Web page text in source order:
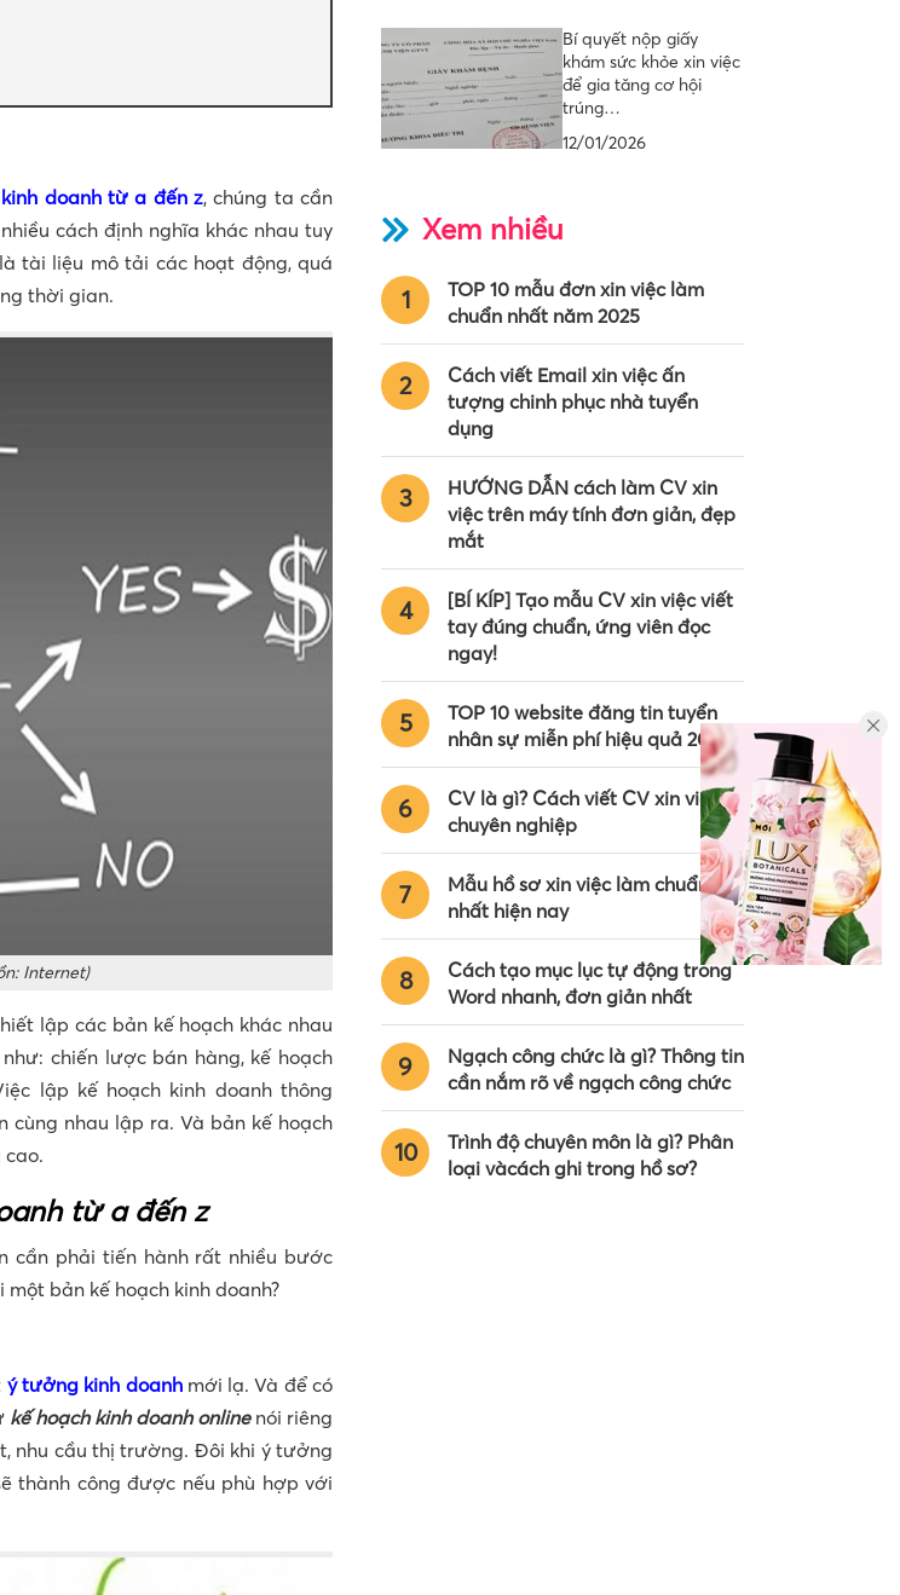
doanh từ a đến z, chúng ta cần
cách định nghĩa khác nhau tuy
tài liệu mô tải các hoạt động, quá
thời gian.
Internet)
lập các bản kế hoạch khác nhau
chiến lược bán hàng, kế hoạch
lập kế hoạch kinh doanh thông
nhau lập ra. Và bản kế hoạch
từ a đến z
cần phải tiến hành rất nhiều bước
bản kế hoạch kinh doanh?
ý tưởng kinh doanhmới lạ. Và để có
kế hoạch kinh doanh onlinenói riêng
nhu cầu thị trường. Đôi khi ý tưởng
thành công được nếu phù hợp với
Bí quyết nộp giấy
khám sức khỏe xin việc
để gia tăng cơ hội
trúng…
12/01/2026
Xem nhiều
1
TOP 10 mẫu đơn xin việc làm
chuẩn nhất năm 2025
2
Cách viết Email xin việc ấn
tượng chinh phục nhà tuyển
dụng
3
HƯỚNG DẪN cách làm CV xin
việc trên máy tính đơn giản, đẹp
mắt
4
[BÍ KÍP] Tạo mẫu CV xin việc viết
tay đúng chuẩn, ứng viên đọc
ngay!
5
TOP 10 website đăng tin tuyển
nhân sự miễn phí hiệu quả 2024
6
CV là gì? Cách viết CV xin việc
chuyên nghiệp
7
Mẫu hồ sơ xin việc làm chuẩn
nhất hiện nay
8
Cách tạo mục lục tự động trong
Word nhanh, đơn giản nhất
9
Ngạch công chức là gì? Thông tin
cần nắm rõ về ngạch công chức
10
Trình độ chuyên môn là gì? Phân
loại vàcách ghi trong hồ sơ?